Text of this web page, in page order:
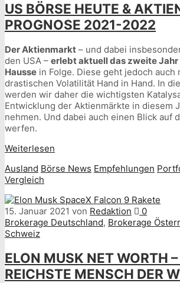
US BÖRSE HEUTE &
PROGNOSE 2021-2022
Der Aktienmarkt – und dabei
den USA – erlebt aktuell das zweite Jahr
Hausse in Folge. Diese geht jedoch auch
drastischen Volatilität Hand in Hand. In
werden wir daher die wichtigsten
Entwicklung der Aktienmärkte in diesem
nehmen. Und dabei auch einen Blick auf
werfen.
Weiterlesen
Ausland Börse News Empfehlungen
Vergleich
15. Januar 2021 von Redaktion
0
Brokerage Deutschland, Brokerage
Schweiz
ELON MUSK NET WORTH –
REICHSTE MENSCH DER